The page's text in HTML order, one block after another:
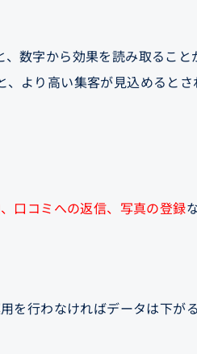
数字から効果を読み取ること
より高い集客が見込めるとさ
口コミへの返信、写真の登録
を行わなければデータは下が